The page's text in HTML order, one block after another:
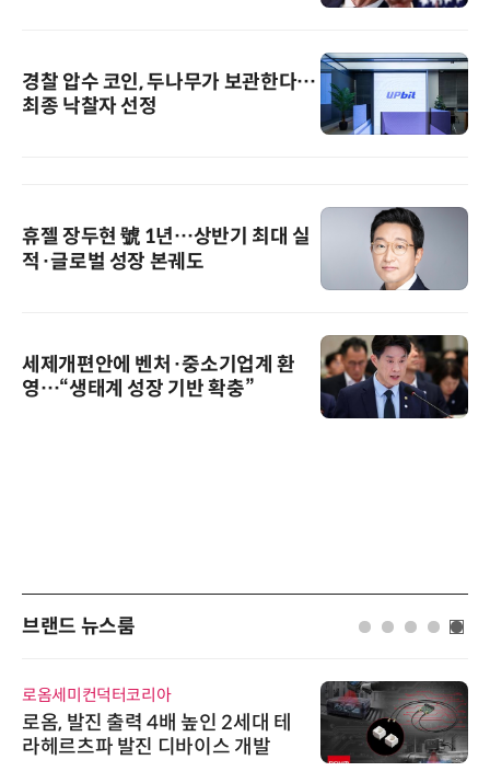
경찰 압수 코인, 두나무가 보관한다…
최종 낙찰자 선정
휴젤 장두현 號 1년…상반기 최대 실
적·글로벌 성장 본궤도
세제개편안에 벤처·중소기업계 환
영…“생태계 성장 기반 확충”
브랜드 뉴스룸
로옴세미컨덕터코리아
로옴, 발진 출력 4배 높인 2세대 테
라헤르츠파 발진 디바이스 개발